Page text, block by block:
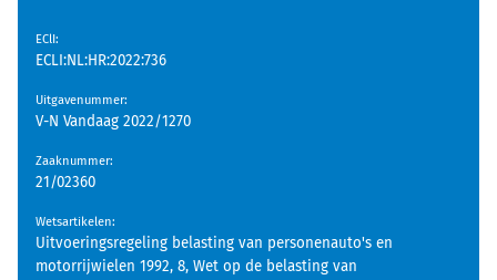
EClI:
ECLI:NL:HR:2022:736
Uitgavenummer:
V-N Vandaag 2022/1270
Zaaknummer:
21/02360
Wetsartikelen:
Uitvoeringsregeling belasting van personenauto's en
motorrijwielen 1992, 8, Wet op de belasting van